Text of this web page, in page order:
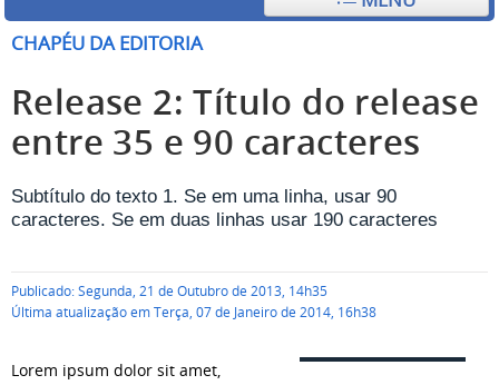
CHAPÉU DA EDITORIA
Release 2: Título do release
entre 35 e 90 caracteres
Subtítulo do texto 1. Se em uma linha, usar 90
caracteres. Se em duas linhas usar 190 caracteres
Publicado: Segunda, 21 de Outubro de 2013, 14h35
Última atualização em Terça, 07 de Janeiro de 2014, 16h38
Lorem ipsum dolor sit amet,